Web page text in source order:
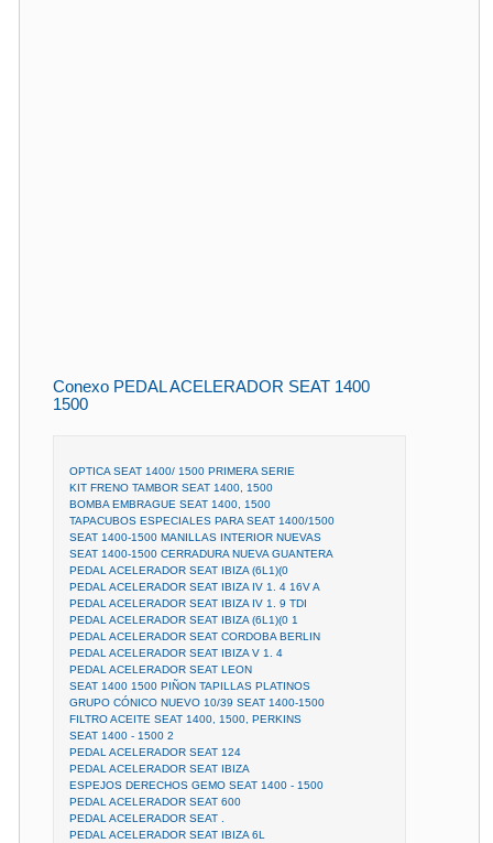
Conexo PEDAL ACELERADOR SEAT 1400
1500
OPTICA SEAT 1400/ 1500 PRIMERA SERIE
KIT FRENO TAMBOR SEAT 1400, 1500
BOMBA EMBRAGUE SEAT 1400, 1500
TAPACUBOS ESPECIALES PARA SEAT 1400/1500
SEAT 1400-1500 MANILLAS INTERIOR NUEVAS
SEAT 1400-1500 CERRADURA NUEVA GUANTERA
PEDAL ACELERADOR SEAT IBIZA (6L1)(0
PEDAL ACELERADOR SEAT IBIZA IV 1. 4 16V A
PEDAL ACELERADOR SEAT IBIZA IV 1. 9 TDI
PEDAL ACELERADOR SEAT IBIZA (6L1)(0 1
PEDAL ACELERADOR SEAT CORDOBA BERLIN
PEDAL ACELERADOR SEAT IBIZA V 1. 4
PEDAL ACELERADOR SEAT LEON
SEAT 1400 1500 PIÑON TAPILLAS PLATINOS
GRUPO CÓNICO NUEVO 10/39 SEAT 1400-1500
FILTRO ACEITE SEAT 1400, 1500, PERKINS
SEAT 1400 - 1500 2
PEDAL ACELERADOR SEAT 124
PEDAL ACELERADOR SEAT IBIZA
ESPEJOS DERECHOS GEMO SEAT 1400 - 1500
PEDAL ACELERADOR SEAT 600
PEDAL ACELERADOR SEAT .
PEDAL ACELERADOR SEAT IBIZA 6L